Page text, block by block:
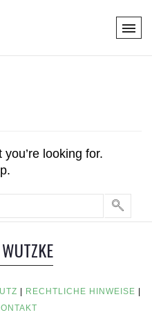
looking for.
| RECHTLICHE HINWEISE |